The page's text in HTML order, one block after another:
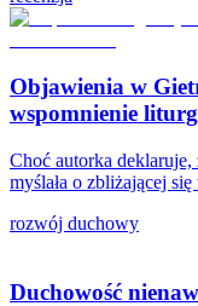
Objawienia w
wspomnienie
Choć autorka
myślała o zbliżającej
rozwój duchowy
Duchowość